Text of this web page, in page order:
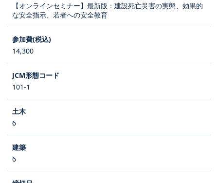
【オンラインセミナー】最新版：建設死亡災害の実態、効果的
な安全指示、若者への安全教育
14,300
101-1
6
6